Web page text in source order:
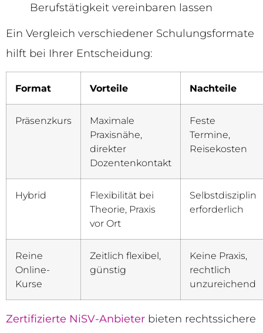
Berufstätigkeit vereinbaren lassen
Ein Vergleich verschiedener Schulungsformate
hilft bei Ihrer Entscheidung:
Format Vorteile Nachteile
Präsenzkurs
Maximale
Praxisnähe,
direkter
Dozentenkontakt
Feste
Termine,
Reisekosten
Hybrid
Flexibilität bei
Theorie, Praxis
vor Ort
Selbstdisziplin
erforderlich
Reine
Online-
Kurse
Zeitlich flexibel,
günstig
Keine Praxis,
rechtlich
unzureichend
Zertifizierte NiSV-Anbieter bieten rechtssichere